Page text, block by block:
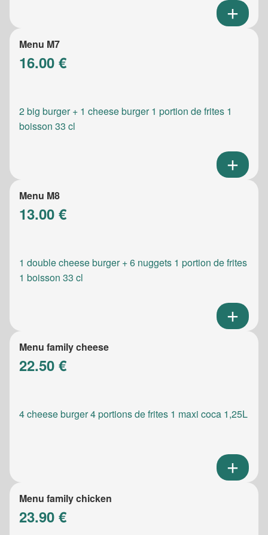
Menu M7
16.00 €
2 big burger + 1 cheese burger 1 portion de frites 1
boisson 33 cl
Menu M8
13.00 €
1 double cheese burger + 6 nuggets 1 portion de frites
1 boisson 33 cl
Menu family cheese
22.50 €
4 cheese burger 4 portions de frites 1 maxi coca 1,25L
Menu family chicken
23.90 €